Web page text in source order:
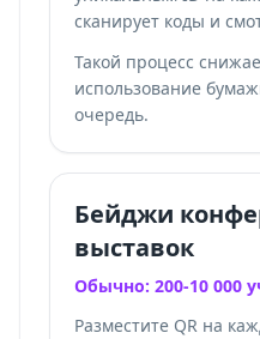
сканирует коды и
Такой процесс
использование
очередь.
Бейджи
выставок
Обычно: 200-10 000
Разместите QR на